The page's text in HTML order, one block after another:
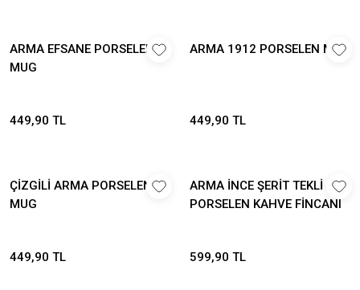
ARMA EFSANE PORSELEN
MUG
449,90 TL
ARMA 1912 PORSELEN MUG
449,90 TL
ÇİZGİLİ ARMA PORSELEN
MUG
449,90 TL
ARMA İNCE ŞERİT TEKLİ
PORSELEN KAHVE FİNCANI
599,90 TL